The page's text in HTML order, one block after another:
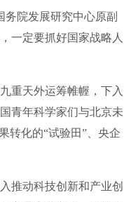
院发展研究中心原副
一定要抓好国家战略人
重天外运筹帷幄，下入
青年科学家们与北京未
转化的“试验田”、央企
推动科技创新和产业创